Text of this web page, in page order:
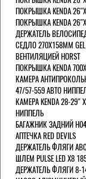
ПОКРЫШКА KENDA 26"Х
ПОКРЫШКА KENDA 26"Х
ДЕРЖАТЕЛЬ
СЕДЛО 270Х158ММ
ВЕНТИЛЯЦИЕЙ HORST
ПОКРЫШКА KENDA
КАМЕРА
47/57-559 АВТО
КАМЕРА KENDA 28-29"
НИППЕЛЬ
БАГАЖНИК ЗАДНИЙ
АПТЕЧКА RED DEVILS
ДЕРЖАТЕЛЬ ФЛЯГИ АВС
ШЛЕМ PULSE LED X8
ДЕРЖАТЕЛЬ ФЛЯГИ 8-